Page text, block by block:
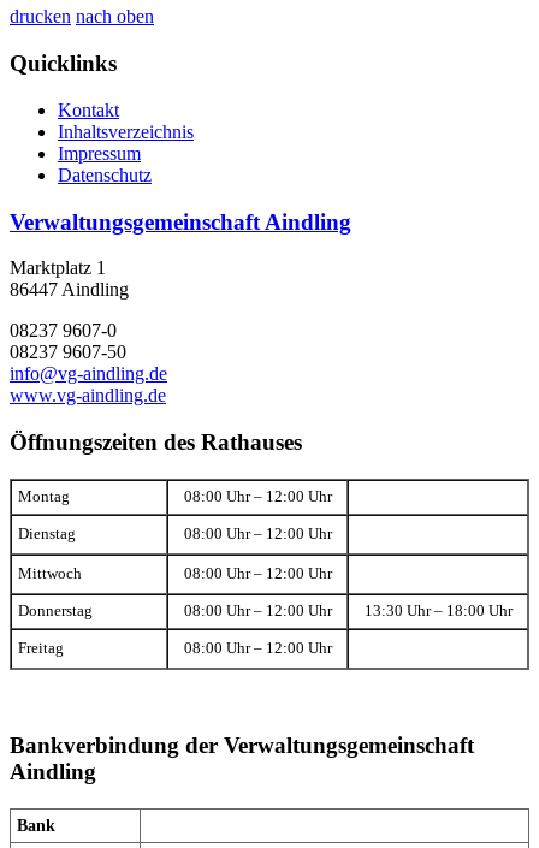
drucken nach oben
Quicklinks
Kontakt
Inhaltsverzeichnis
Impressum
Datenschutz
Verwaltungsgemeinschaft Aindling
Marktplatz 1
86447 Aindling
08237 9607-0
08237 9607-50
info@vg-aindling.de
www.vg-aindling.de
Öffnungszeiten des Rathauses
Montag 08:00 Uhr – 12:00 Uhr
Dienstag 08:00 Uhr – 12:00 Uhr
Mittwoch 08:00 Uhr – 12:00 Uhr
Donnerstag 08:00 Uhr – 12:00 Uhr 13:30 Uhr – 18:00 Uhr
Freitag 08:00 Uhr – 12:00 Uhr
Bankverbindung der Verwaltungsgemeinschaft
Aindling
Bank